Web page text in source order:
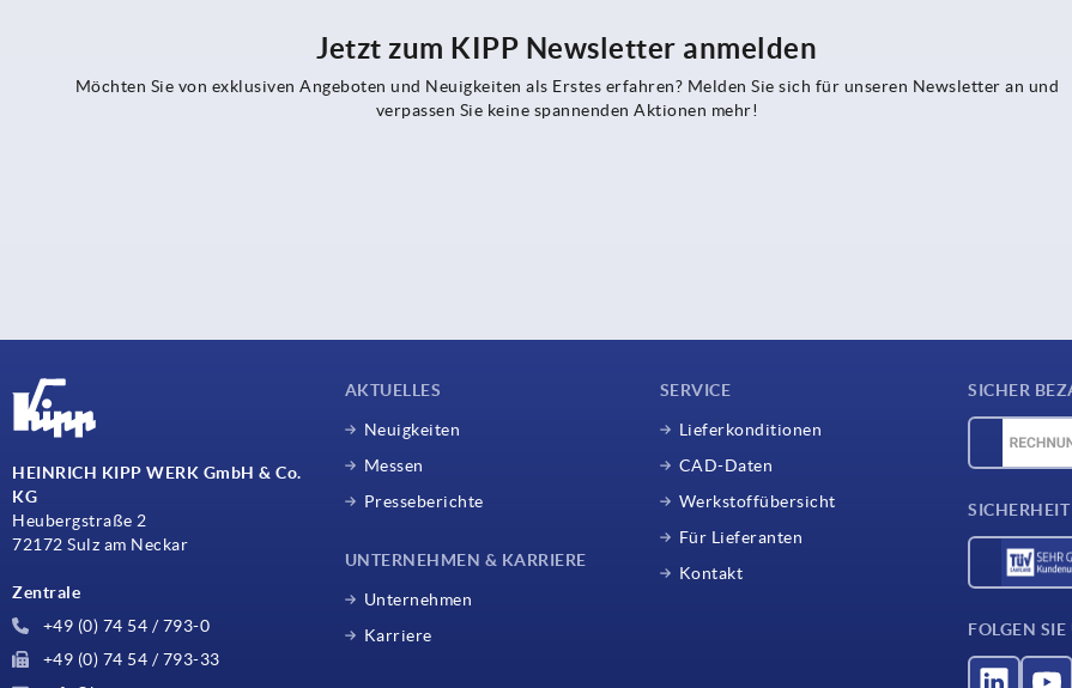
Jetzt zum KIPP Newsletter anmelden
Möchten Sie von exklusiven Angeboten und Neuigkeiten als Erstes erfahren? Melden Sie sich für unseren Newsletter an und
verpassen Sie keine spannenden Aktionen mehr!
HEINRICH KIPP WERK GmbH & Co.
KG
Heubergstraße 2
72172 Sulz am Neckar
Zentrale
+49 (0) 74 54 / 793-0
+49 (0) 74 54 / 793-33
AKTUELLES
Neuigkeiten
Messen
Presseberichte
UNTERNEHMEN & KARRIERE
Unternehmen
Karriere
SERVICE
Lieferkonditionen
CAD-Daten
Werkstoffübersicht
Für Lieferanten
Kontakt
SICHER
FOLGEN SIE